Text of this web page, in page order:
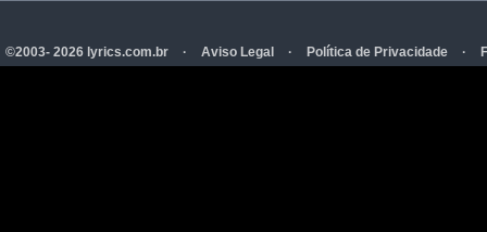
©2003- 2026 lyrics.com.br · Aviso Legal · Política de Privacidade ·